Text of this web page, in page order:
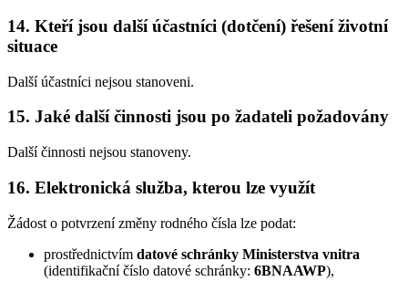
14. Kteří jsou další účastníci (dotčení) řešení životní
situace
Další účastníci nejsou stanoveni.
15. Jaké další činnosti jsou po žadateli požadovány
Další činnosti nejsou stanoveny.
16. Elektronická služba, kterou lze využít
Žádost o potvrzení změny rodného čísla lze podat:
prostřednictvím datové schránky Ministerstva vnitra
(identifikační číslo datové schránky: 6BNAAWP),